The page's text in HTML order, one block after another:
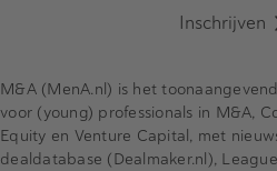
Inschrijven
M&A (MenA.nl) is het
voor (young) professionals in M&A,
Equity en Venture Capital, met
dealdatabase (Dealmaker.nl),